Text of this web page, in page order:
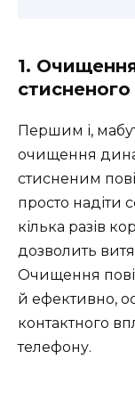
1.
стисненого
Першим і,
очищення
стисненим
просто надіти
кілька разів
дозволить
Очищення
й ефективно,
контактного
телефону.